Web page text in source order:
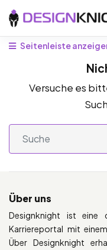
Seitenleiste
Versuche es
Über uns
Designknight ist eine
Karriereportal mit
Über Designknight